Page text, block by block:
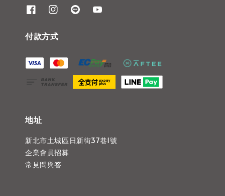
付款方式
地址
新北市土城區日新街37巷1號
企業會員招募
常見問與答